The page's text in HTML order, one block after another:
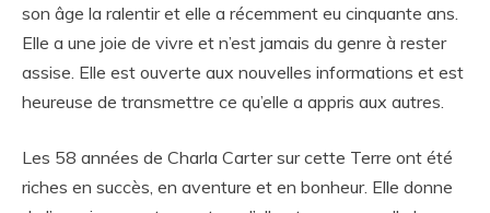
son âge la ralentir et elle a récemment eu cinquante ans.
Elle a une joie de vivre et n’est jamais du genre à rester
assise. Elle est ouverte aux nouvelles informations et est
heureuse de transmettre ce qu’elle a appris aux autres.
Les 58 années de Charla Carter sur cette Terre ont été
riches en succès, en aventure et en bonheur. Elle donne